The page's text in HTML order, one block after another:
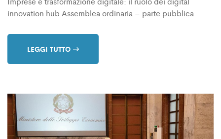
innovation hub Assemblea ordinaria – parte pubblica
LEGGI TUTTO